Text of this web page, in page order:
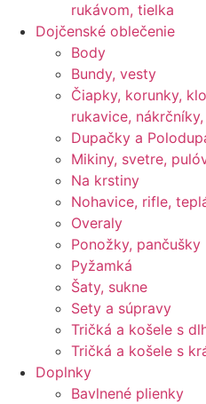
rukávom, tielka
Dojčenské oblečenie
Body
Bundy, vesty
Čiapky, korunky,
rukavice,
Dupačky a
Mikiny, svetre,
Na krstiny
Nohavice, rifle,
Overaly
Ponožky, pančušky
Pyžamká
Šaty, sukne
Sety a súpravy
Tričká a košele s
Tričká a košele s
Doplnky
Bavlnené plienky